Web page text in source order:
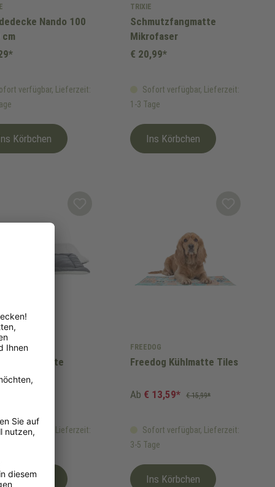
Nando 100
verfügbar, Lieferzeit:
Körbchen
TRIXIE
Schmutzfangmatte
Mikrofaser
Sofort verfügbar, Lieferzeit:
1-3 Tage
€ 20,99*
Ins Körbchen
Liegematte
verfügbar, Lieferzeit:
Ins Körbchen
FREEDOG
Freedog Kühlmatte Tiles
Sofort verfügbar, Lieferzeit:
3-5 Tage
Ab € 13,59* € 15,99*
Ins Körbchen